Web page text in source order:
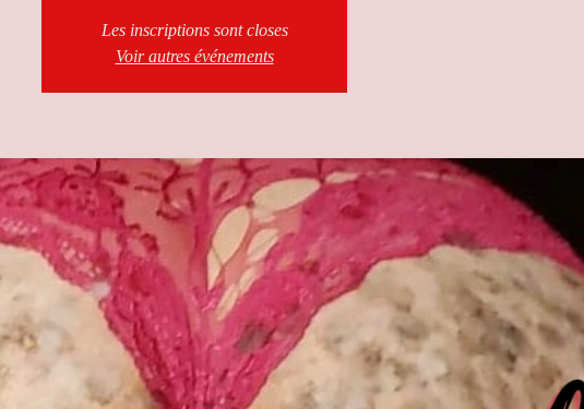
Les inscriptions sont closes
Voir autres événements